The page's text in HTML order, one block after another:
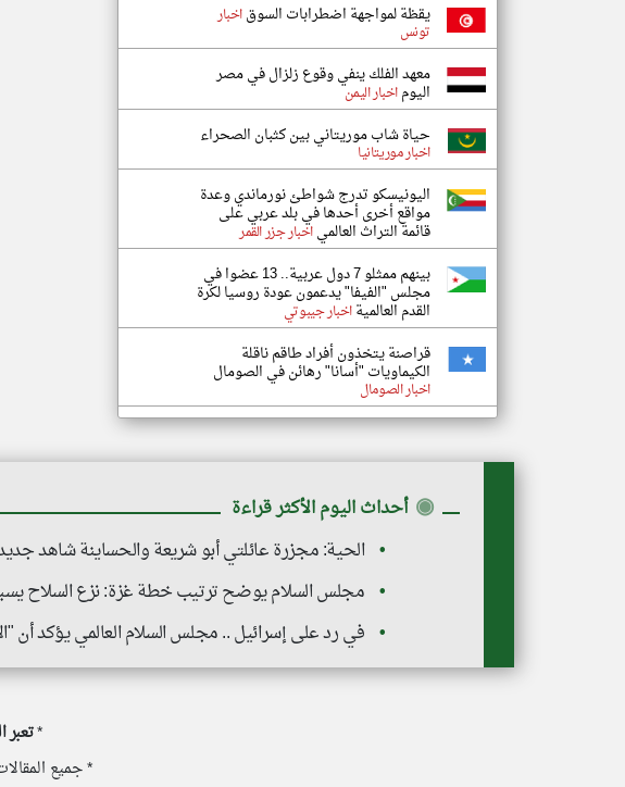
يقظة لمواجهة اضطرابات السوقاخبار
تونس
معهد الفلك ينفي وقوع زلزال في مصر
اليوماخبار اليمن
حياة شاب موريتاني بين كثبان الصحراء
اخبار موريتانيا
اليونيسكو تدرج شواطئ نورماندي وعدة
مواقع أخرى أحدها في بلد عربي على
قائمة التراث العالمياخبار جزر القمر
بينهم ممثلو 7 دول عربية.. 13 عضوا في
مجلس "الفيفا" يدعمون عودة روسيا لكرة
القدم العالميةاخبار جيبوتي
قراصنة يتخذون أفراد طاقم ناقلة
الكيماويات "أسانا" رهائن في الصومال
اخبار الصومال
◉ أحداث اليوم الأكثر قراءة
الحية: مجزرة عائلتي أبو شريعة والحساينة شاهد
مجلس السلام يوضح ترتيب خطة غزة: نزع السلاح
في رد على إسرائيل .. مجلس السلام العالمي يؤكد أن
*تعبر
* جميع